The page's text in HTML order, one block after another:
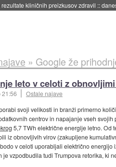
polovico SSD-jev za naslednji dve leti::
» Google že
leto v celoti z
Ostale najave
svoji velikosti in branži primerno
centrov in napajanje vseh svojih
5,7 TWh električne energije letno. Od
iz obnovljivih virov (zakupljene
v celoti uporabljali električno energijo
je vzpodbudila tudi Trumpova retorika, ki